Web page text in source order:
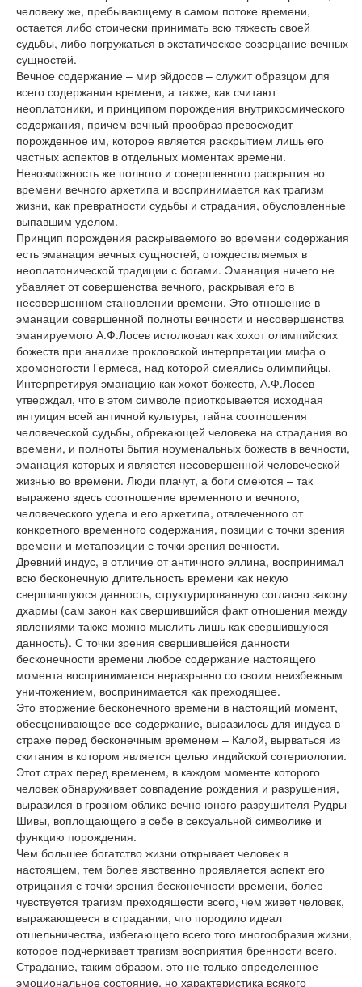
человеку же, пребывающему в самом потоке времени,
остается либо стоически принимать всю тяжесть своей
судьбы, либо погружаться в экстатическое созерцание вечных
сущностей.
Вечное содержание – мир эйдосов – служит образцом для
всего содержания времени, а также, как считают
неоплатоники, и принципом порождения внутрикосмического
содержания, причем вечный прообраз превосходит
порожденное им, которое является раскрытием лишь его
частных аспектов в отдельных моментах времени.
Невозможность же полного и совершенного раскрытия во
времени вечного архетипа и воспринимается как трагизм
жизни, как превратности судьбы и страдания, обусловленные
выпавшим уделом.
Принцип порождения раскрываемого во времени содержания
есть эманация вечных сущностей, отождествляемых в
неоплатонической традиции с богами. Эманация ничего не
убавляет от совершенства вечного, раскрывая его в
несовершенном становлении времени. Это отношение в
эманации совершенной полноты вечности и несовершенства
эманируемого А.Ф.Лосев истолковал как хохот олимпийских
божеств при анализе прокловской интерпретации мифа о
хромоногости Гермеса, над которой смеялись олимпийцы.
Интерпретируя эманацию как хохот божеств, А.Ф.Лосев
утверждал, что в этом символе приоткрывается исходная
интуиция всей античной культуры, тайна соотношения
человеческой судьбы, обрекающей человека на страдания во
времени, и полноты бытия ноуменальных божеств в вечности,
эманация которых и является несовершенной человеческой
жизнью во времени. Люди плачут, а боги смеются – так
выражено здесь соотношение временного и вечного,
человеческого удела и его архетипа, отвлеченного от
конкретного временного содержания, позиции с точки зрения
времени и метапозиции с точки зрения вечности.
Древний индус, в отличие от античного эллина, воспринимал
всю бесконечную длительность времени как некую
свершившуюся данность, структурированную согласно закону
дхармы (сам закон как свершившийся факт отношения между
явлениями также можно мыслить лишь как свершившуюся
данность). С точки зрения свершившейся данности
бесконечности времени любое содержание настоящего
момента воспринимается неразрывно со своим неизбежным
уничтожением, воспринимается как преходящее.
Это вторжение бесконечного времени в настоящий момент,
обесценивающее все содержание, выразилось для индуса в
страхе перед бесконечным временем – Калой, вырваться из
скитания в котором является целью индийской сотериологии.
Этот страх перед временем, в каждом моменте которого
человек обнаруживает совпадение рождения и разрушения,
выразился в грозном облике вечно юного разрушителя Рудры-
Шивы, воплощающего в себе в сексуальной символике и
функцию порождения.
Чем большее богатство жизни открывает человек в
настоящем, тем более явственно проявляется аспект его
отрицания с точки зрения бесконечности времени, более
чувствуется трагизм преходящести всего, чем живет человек,
выражающееся в страдании, что породило идеал
отшельничества, избегающего всего того многообразия жизни,
которое подчеркивает трагизм восприятия бренности всего.
Страдание, таким образом, это не только определенное
эмоциональное состояние, но характеристика всякого